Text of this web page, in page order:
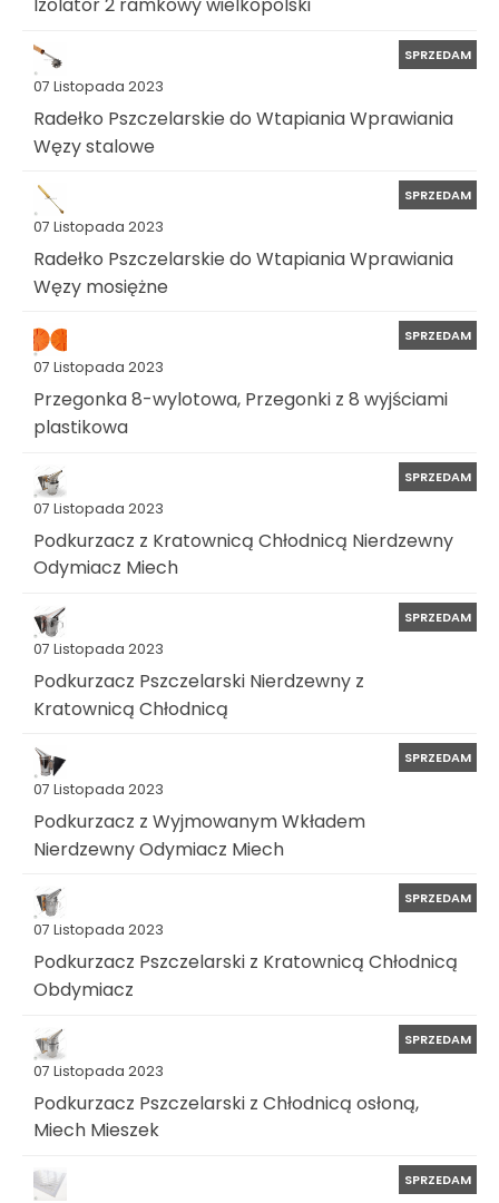
07 Listopada 2023
SPRZEDAM
Radełko Pszczelarskie do Wtapiania Wprawiania
Węzy stalowe
07 Listopada 2023
SPRZEDAM
Radełko Pszczelarskie do Wtapiania Wprawiania
Węzy mosiężne
07 Listopada 2023
SPRZEDAM
Przegonka 8-wylotowa, Przegonki z 8 wyjściami
plastikowa
07 Listopada 2023
SPRZEDAM
Podkurzacz z Kratownicą Chłodnicą Nierdzewny
Odymiacz Miech
07 Listopada 2023
SPRZEDAM
Podkurzacz Pszczelarski Nierdzewny z
Kratownicą Chłodnicą
07 Listopada 2023
SPRZEDAM
Podkurzacz z Wyjmowanym Wkładem
Nierdzewny Odymiacz Miech
07 Listopada 2023
SPRZEDAM
Podkurzacz Pszczelarski z Kratownicą Chłodnicą
Obdymiacz
07 Listopada 2023
SPRZEDAM
Podkurzacz Pszczelarski z Chłodnicą osłoną,
Miech Mieszek
SPRZEDAM